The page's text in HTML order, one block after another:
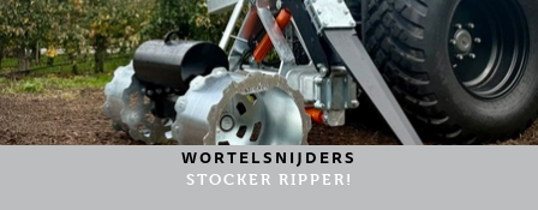
WORTELSNIJDERS
STOCKER RIPPER!